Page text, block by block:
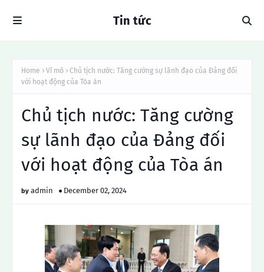
Tin tức
Home Vĩ mô
Chủ tịch nước: Tăng cường sự lãnh đạo của Đảng đối
với hoạt động của Tòa án
Chủ tịch nước: Tăng cường
sự lãnh đạo của Đảng đối
với hoạt động của Tòa án
admin December 02, 2024